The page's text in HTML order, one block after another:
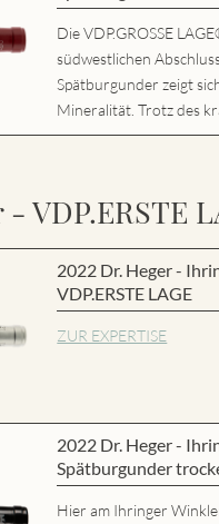
Die VDP.GROSSE
südwestlichen
Spätburgunder zeigt
Mineralität. Trotz des
VDP.ERSTE
2022 Dr. Heger -
VDP.ERSTE LAGE
ZUR EXPERTISE
2022 Dr. Heger -
Spätburgunder
Hier am Ihringer